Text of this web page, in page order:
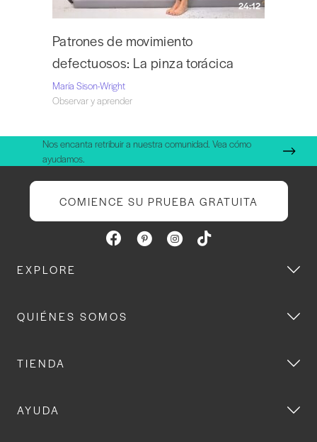
24:12
Patrones de movimiento
defectuosos: La pinza torácica
María Sison-Wright
Observar y aprender
Nos encanta retribuir a nuestra comunidad. Vea cómo
ayudamos.
COMIENCE SU PRUEBA GRATUITA
EXPLORE
QUIÉNES SOMOS
TIENDA
AYUDA